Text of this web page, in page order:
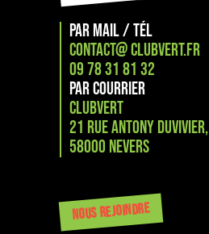
PAR MAIL / TÉL
CONTACT@ CLUBVERT.FR
09 78 31 81 32
PAR COURRIER
CLUBVERT
21 Rue Antony Duvivier,
58000 NEVERS
NOUS REJOINDRE